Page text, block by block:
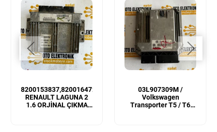
8200153837,8200164728
RENAULT LAGUNA 2
1.6 ORJİNAL ÇIKMA
03L907309M /
Volkswagen
Transporter T5 / T6